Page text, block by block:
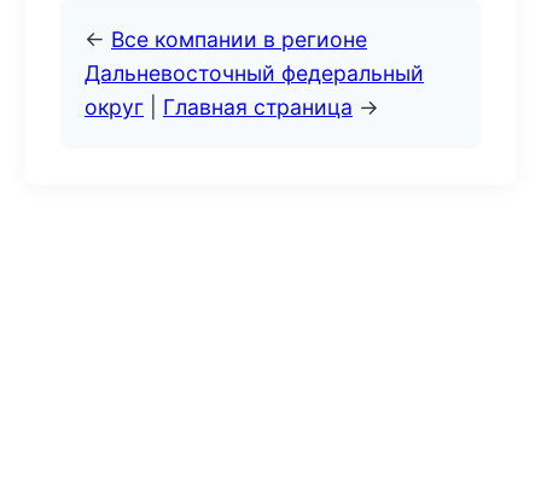
← Все компании в регионе
Дальневосточный федеральный
округ
Главная страница →